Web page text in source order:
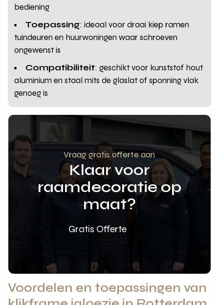
bediening
Toepassing: ideaal voor draai kiep ramen
tuindeuren en huurwoningen waar schroeven
ongewenst is
Compatibiliteit: geschikt voor kunststof hout
aluminium en staal mits de glaslat of sponning vlak
genoeg is
Vraag gratis offerte aan
Klaar voor
raamdecoratie op
maat?
Gratis Offerte
Voordelen en toepassingen van